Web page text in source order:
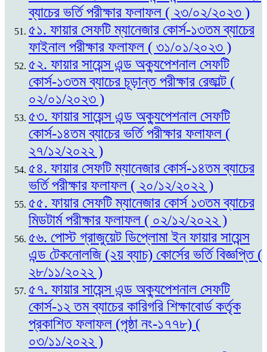
ব্যাচের ভর্তি পরীক্ষার ফলাফল ( ২৩/০২/২০২৩ )
৫১. ফায়ার সেফটি ম্যানেজার কোর্স-১৩তম ব্যাচের
ফাইনাল পরীক্ষার ফলাফল ( ৩১/০১/২০২৩ )
৫২. ফায়ার সায়েন্স এন্ড অক্যুপেশনাল সেফটি
কোর্স-১৩তম ব্যাচের চূড়ান্ত পরীক্ষার রেজাল্ট (
০২/০১/২০২৩ )
৫৩. ফায়ার সায়েন্স এন্ড অক্যুপেশনাল সেফটি
কোর্স-১৪তম ব্যাচের ভর্তি পরীক্ষার ফলাফল (
২৭/১২/২০২২ )
৫৪. ফায়ার সেফটি ম্যানেজার কোর্স-১৪তম ব্যাচের
ভর্তি পরীক্ষার ফলাফল ( ২০/১২/২০২২ )
৫৫. ফায়ার সেফটি ম্যানেজার কোর্স ১৩তম ব্যাচের
মিডটার্ম পরীক্ষার ফলাফল ( ০২/১২/২০২২ )
৫৬. পোস্ট গ্রাজুয়েট ডিপ্লোমা ইন ফায়ার সায়েন্স
এন্ড টেকনোলজি (২য় ব্যাচ) কোর্সের ভর্তি বিজ্ঞপ্তি (
২৮/১১/২০২২ )
৫৭. ফায়ার সায়েন্স এন্ড অক্যুপেশনাল সেফটি
কোর্স-১২ তম ব্যাচের কারিগরি শিক্ষাবোর্ড কর্তৃক
প্রকাশিত ফলাফল (পৃষ্ঠা নং-১৭৭৮) (
০৩/১১/২০২২ )